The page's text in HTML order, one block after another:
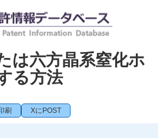
は六方晶系窒化ホ
る方法
刷 XにPOST